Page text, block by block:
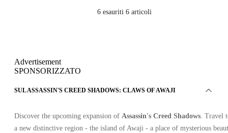
6 esauriti 6 articoli
Advertisement
SPONSORIZZATO
SUL ASSASSIN'S CREED SHADOWS: CLAWS OF AWAJI
Discover the upcoming expansion of Assassin's Creed Shadows. Travel
a new distinctive region - the island of Awaji - a place of mysterious